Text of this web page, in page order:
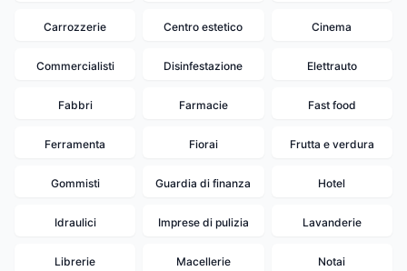
Carrozzerie Centro estetico Cinema
Commercialisti Disinfestazione Elettrauto
Fabbri Farmacie Fast food
Ferramenta Fiorai Frutta e verdura
Gommisti Guardia di finanza Hotel
Idraulici Imprese di pulizia Lavanderie
Librerie Macellerie Notai